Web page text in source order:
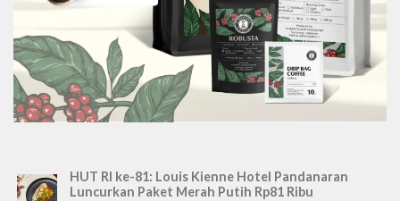
HUT RI ke-81: Louis Kienne Hotel Pandanaran
Luncurkan Paket Merah Putih Rp81 Ribu